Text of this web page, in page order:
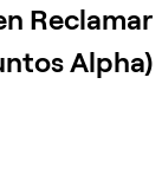
Reclamar
Alpha)